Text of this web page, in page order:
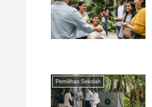
Pemilihan Sekolah